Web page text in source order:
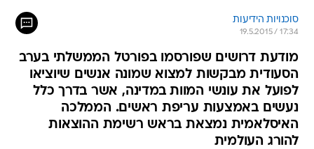
סוכנויות הידיעות
19.5.2015 / 17:34
מודעת דרושים שפורסמו בפורטל הממשלתי בערב
הסעודית מבקשות למצוא שמונה אנשים שיוציאו
לפועל את עונשי המוות במדינה, אשר בדרך כלל
נעשים באמצעות עריפת ראשים. הממלכה
האיסלאמית נמצאת בראש רשימת ההוצאות
להורג העולמית